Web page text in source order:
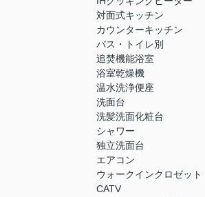
対面式キッチン
カウンターキッチン
バス・トイレ別
追焚機能浴室
浴室乾燥機
温水洗浄便座
洗面台
洗髪洗面化粧台
シャワー
独立洗面台
エアコン
ウォークインクロゼット
CATV